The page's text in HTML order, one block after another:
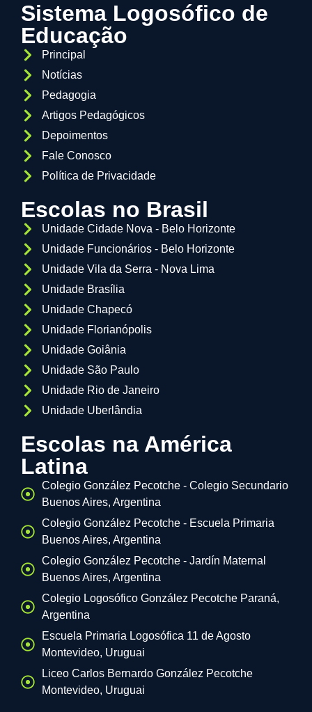
Sistema Logosófico de
Educação
Principal
Notícias
Pedagogia
Artigos Pedagógicos
Depoimentos
Fale Conosco
Política de Privacidade
Escolas no Brasil
Unidade Cidade Nova - Belo Horizonte
Unidade Funcionários - Belo Horizonte
Unidade Vila da Serra - Nova Lima
Unidade Brasília
Unidade Chapecó
Unidade Florianópolis
Unidade Goiânia
Unidade São Paulo
Unidade Rio de Janeiro
Unidade Uberlândia
Escolas na América
Latina
Colegio González Pecotche - Colegio Secundario
Buenos Aires, Argentina
Colegio González Pecotche - Escuela Primaria
Buenos Aires, Argentina
Colegio González Pecotche - Jardín Maternal
Buenos Aires, Argentina
Colegio Logosófico González Pecotche Paraná,
Argentina
Escuela Primaria Logosófica 11 de Agosto
Montevideo, Uruguai
Liceo Carlos Bernardo González Pecotche
Montevideo, Uruguai